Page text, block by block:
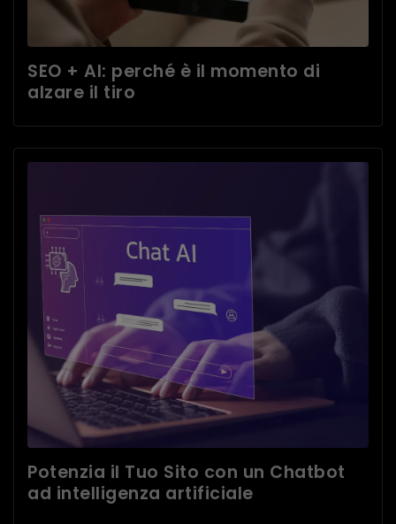
SEO + AI: perché è il momento di
alzare il tiro
Potenzia il Tuo Sito con un Chatbot
ad intelligenza artificiale